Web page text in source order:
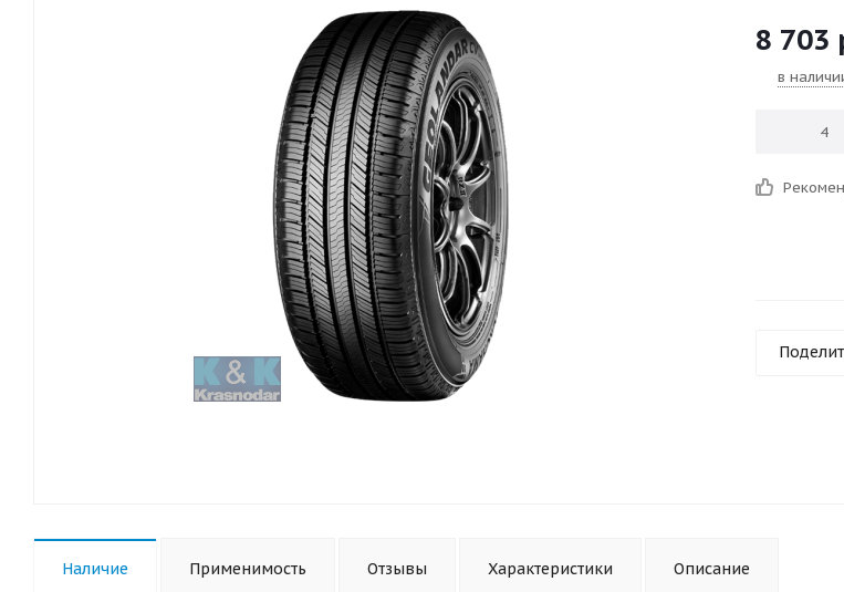
8 703
в
Наличие Применимость Отзывы Характеристики Описание